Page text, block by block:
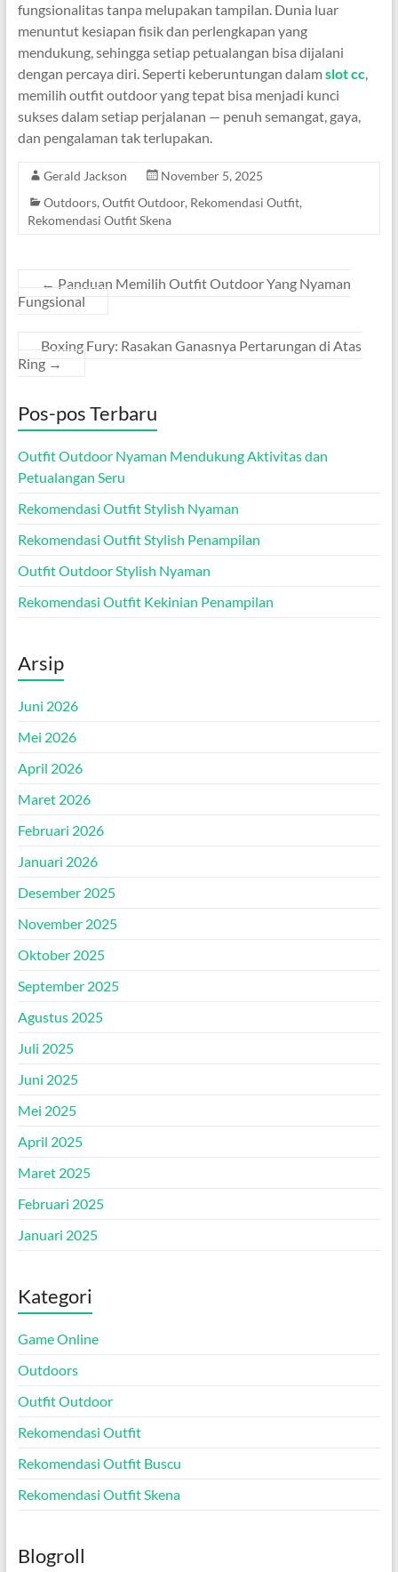
fungsionalitas tanpa melupakan tampilan. Dunia luar
menuntut kesiapan fisik dan perlengkapan yang
mendukung, sehingga setiap petualangan bisa dijalani
dengan percaya diri. Seperti keberuntungan dalamslot cc,
memilih outfit outdoor yang tepat bisa menjadi kunci
sukses dalam setiap perjalanan — penuh semangat, gaya,
dan pengalaman tak terlupakan.
Gerald Jackson
November 5, 2025
Outdoors, Outfit Outdoor, Rekomendasi Outfit,
Rekomendasi Outfit Skena
← Panduan Memilih Outfit Outdoor Yang Nyaman
Fungsional
Boxing Fury: Rasakan Ganasnya Pertarungan di Atas
Ring →
Pos-pos Terbaru
Outfit Outdoor Nyaman Mendukung Aktivitas dan
Petualangan Seru
Rekomendasi Outfit Stylish Nyaman
Rekomendasi Outfit Stylish Penampilan
Outfit Outdoor Stylish Nyaman
Rekomendasi Outfit Kekinian Penampilan
Arsip
Juni 2026
Mei 2026
April 2026
Maret 2026
Februari 2026
Januari 2026
Desember 2025
November 2025
Oktober 2025
September 2025
Agustus 2025
Juli 2025
Juni 2025
Mei 2025
April 2025
Maret 2025
Februari 2025
Januari 2025
Kategori
Game Online
Outdoors
Outfit Outdoor
Rekomendasi Outfit
Rekomendasi Outfit Buscu
Rekomendasi Outfit Skena
Blogroll